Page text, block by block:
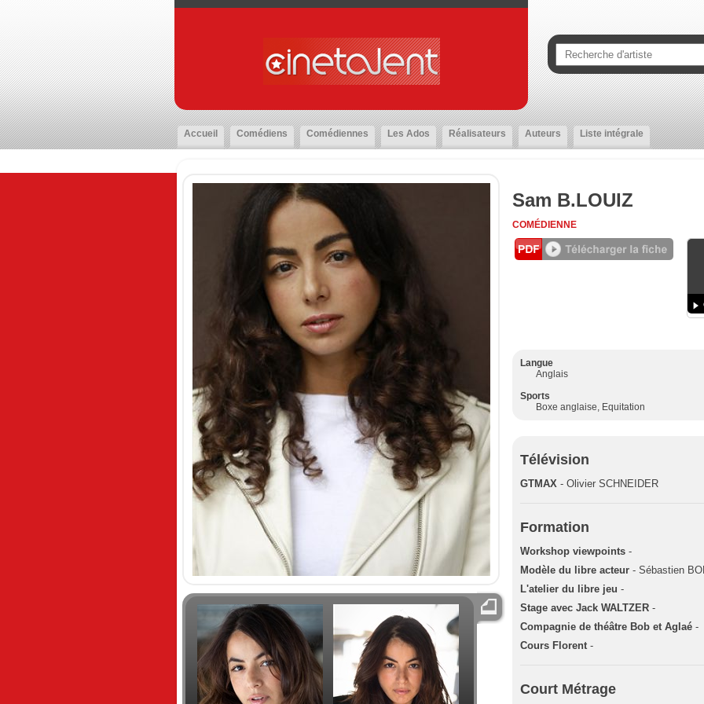
Accueil Comédiens Comédiennes Les Ados Réalisateurs Auteurs Liste intégrale
Sam B.LOUIZ
COMÉDIENNE
Langue
Anglais
Sports
Boxe anglaise, Equitation
Télévision
GTMAX - Olivier SCHNEIDER
Formation
Workshop viewpoints -
Modèle du libre acteur - Sébastien
L'atelier du libre jeu -
Stage avec Jack WALTZER -
Compagnie de théâtre Bob et Aglaé -
Cours Florent-
Court Métrage